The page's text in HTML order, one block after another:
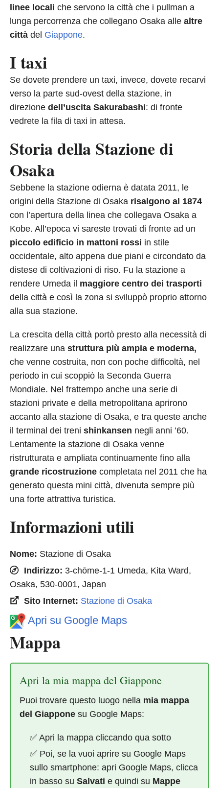
linee locali che servono la città che i pullman a
lunga percorrenza che collegano Osaka alle altre
città del Giappone.
I taxi
Se dovete prendere un taxi, invece, dovete recarvi
verso la parte sud-ovest della stazione, in
direzione dell’uscita Sakurabashi: di fronte
vedrete la fila di taxi in attesa.
Storia della Stazione di
Osaka
Sebbene la stazione odierna è datata 2011, le
origini della Stazione di Osaka risalgono al 1874
con l’apertura della linea che collegava Osaka a
Kobe. All’epoca vi sareste trovati di fronte ad un
piccolo edificio in mattoni rossi in stile
occidentale, alto appena due piani e circondato da
distese di coltivazioni di riso. Fu la stazione a
rendere Umeda il maggiore centro dei trasporti
della città e così la zona si sviluppò proprio attorno
alla sua stazione.
La crescita della città portò presto alla necessità di
realizzare una struttura più ampia e moderna,
che venne costruita, non con poche difficoltà, nel
periodo in cui scoppiò la Seconda Guerra
Mondiale. Nel frattempo anche una serie di
stazioni private e della metropolitana aprirono
accanto alla stazione di Osaka, e tra queste anche
il terminal dei treni shinkansen negli anni ’60.
Lentamente la stazione di Osaka venne
ristrutturata e ampliata continuamente fino alla
grande ricostruzione completata nel 2011 che ha
generato questa mini città, divenuta sempre più
una forte attrattiva turistica.
Informazioni utili
Nome: Stazione di Osaka
Indirizzo: 3-chōme-1-1 Umeda, Kita Ward,
Osaka, 530-0001, Japan
Sito Internet: Stazione di Osaka
Apri su Google Maps
Mappa
Apri la mia mappa del Giappone
Puoi trovare questo luogo nella mia mappa
del Giappone su Google Maps:
✅ Apri la mappa cliccando qua sotto
✅ Poi, se la vuoi aprire su Google Maps
sullo smartphone: apri Google Maps, clicca
in basso su Salvati e quindi su Mappe